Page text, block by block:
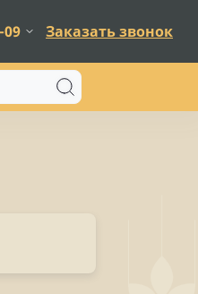
09 Заказать звонок